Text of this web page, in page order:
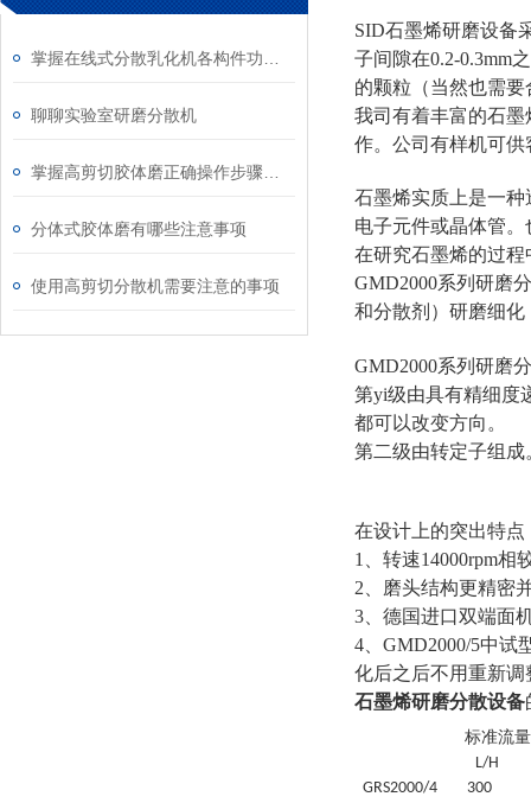
聊聊实验室研磨分散机
分体式胶体磨有哪些注意事项
使用高剪切分散机需要注意的事项
SID石墨烯研磨设备
子间隙在0.2-0.3mm
的颗粒（当然也需
我司有着丰富的石
作。公司有样机可
石墨烯实质上是一
电子元件或晶体管
在研究石墨烯的过
GMD2000系列研磨
和分散剂）研磨细
GMD2000系列研磨
第yi级由具有精细度
都可以改变方向。
第二级由转定子组
在设计上的突出特点
1、转速14000rpm相
2、磨头结构更精密
3、德国进口双端面
4、GMD2000/5中试
化后之后不用重新
石墨烯研磨分散设备
标准流量
L/H
GRS2000/4 300